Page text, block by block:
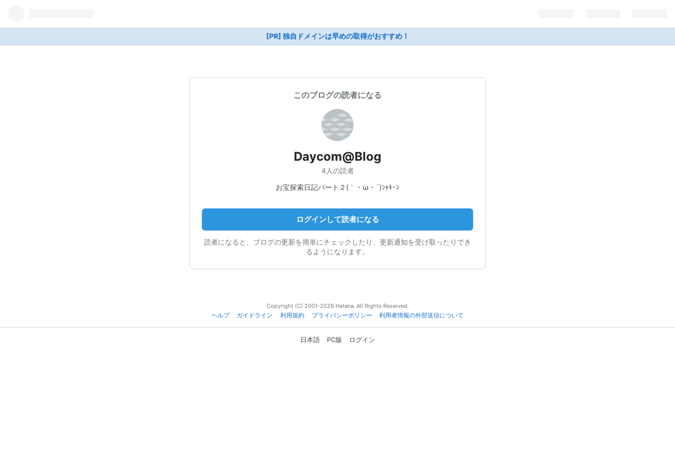
[PR] 独自ドメインは早めの取得がおすすめ！
このブログの読者になる
Daycom@Blog
4人の読者
お宝探索日記パート２(｀・ω・´)ｼｬｷｰﾝ
ログインして読者になる
読者になると、ブログの更新を簡単にチェックしたり、更新通知を受け取ったりでき
るようになります。
Copyright (C) 2001-2026 Hatena. All Rights Reserved.
ヘルプ
ガイドライン 利用規約 プライバシーポリシー 利用者情報の外部送信について
日本語 PC版 ログイン